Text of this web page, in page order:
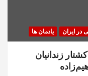
در ایران یادمان ها
زندانیان